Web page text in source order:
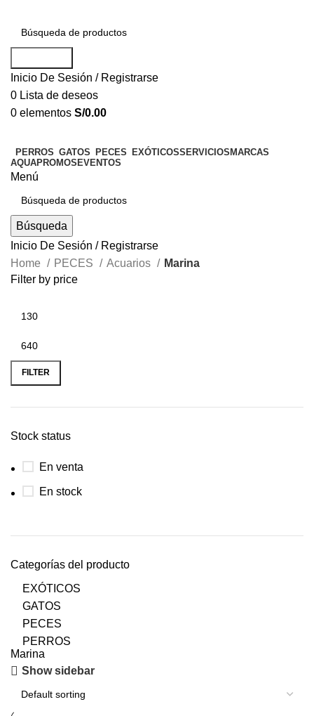
Inicio De Sesión / Registrarse
0 Lista de deseos
0 elementos S/0.00
PERROS GATOS PECES EXÓTICOSSERVICIOSMARCAS
AQUAPROMOSEVENTOS
Menú
Búsqueda
Inicio De Sesión / Registrarse
Home
PECES Acuarios
Marina
Filter by price
FILTER
Stock status
En venta
En stock
Categorías del producto
EXÓTICOS
GATOS
PECES
PERROS
Marina
Show sidebar